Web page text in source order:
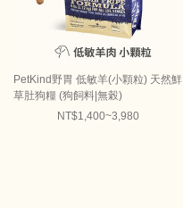
PetKind野胃 低敏羊(小顆粒) 天然鮮
草肚狗糧 (狗飼料|無榖)
NT$1,400~3,980